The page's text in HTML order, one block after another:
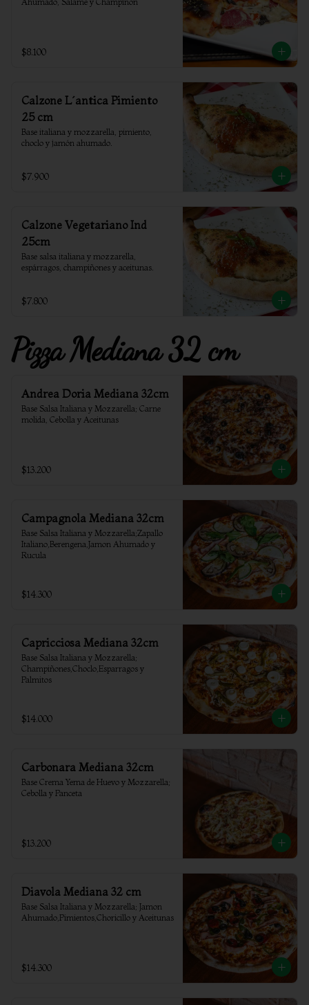
$8.100
Calzone L´antica Pimiento
25 cm
Base italiana y mozzarella, pimiento,
choclo y jamón ahumado.
$7.900
Calzone Vegetariano Ind
25cm
Base salsa italiana y mozzarella,
espárragos, champiñones y aceitunas.
$7.800
Pizza Mediana 32 cm
Andrea Doria Mediana 32cm
Base Salsa Italiana y Mozzarella; Carne
molida, Cebolla y Aceitunas
$13.200
Campagnola Mediana 32cm
Base Salsa Italiana y Mozzarella;Zapallo
Italiano,Berengena,Jamon Ahumado y
Rucula
$14.300
Capricciosa Mediana 32cm
Base Salsa Italiana y Mozzarella;
Champiñones,Choclo,Esparragos y
Palmitos
$14.000
Carbonara Mediana 32cm
Base Crema Yema de Huevo y Mozzarella;
Cebolla y Panceta
$13.200
Diavola Mediana 32 cm
Base Salsa Italiana y Mozzarella; Jamon
Ahumado,Pimientos,Choricillo y Aceitunas
$14.300